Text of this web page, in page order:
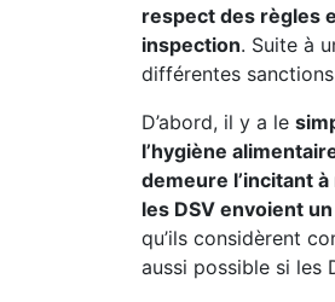
respect des règles
inspection. Suite à
différentes
D’abord, il y a le
l’hygiène
demeure l’incitant
les DSV envoient
qu’ils considèrent
aussi possible si les